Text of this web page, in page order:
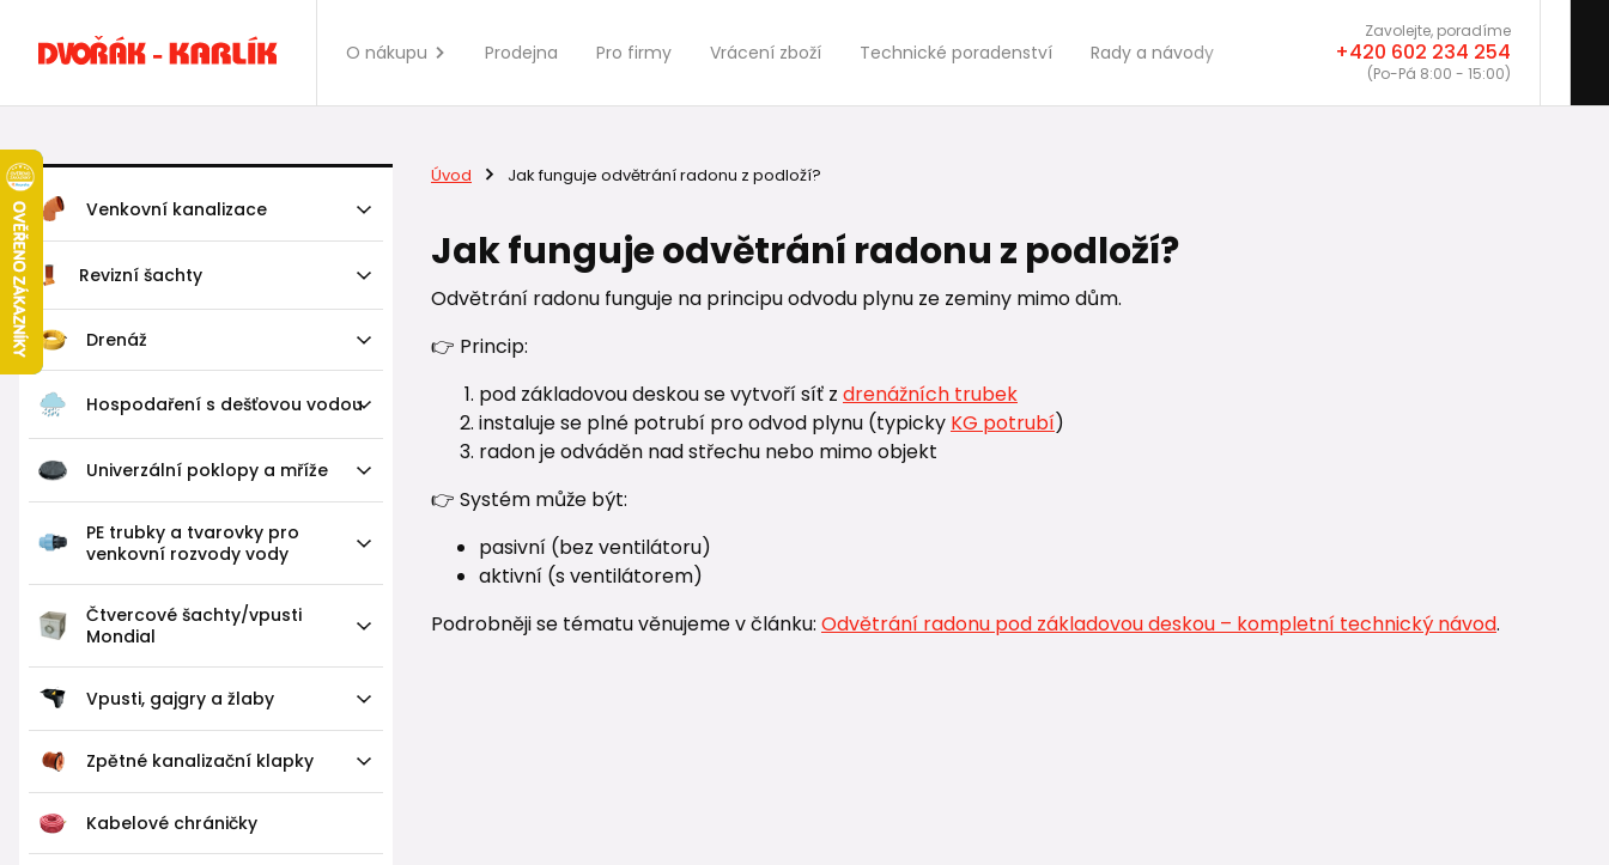
O nákupu Prodejna Pro firmy Vrácení zboží Technické poradenství Rady a návody
Zavolejte, poradíme
+420 602 234 254
(Po-Pá 8:00 - 15:00)
Venkovní kanalizace
Revizní šachty
Drenáž
Hospodaření s dešťovou vodou
Univerzální poklopy a mříže
PE trubky a tvarovky pro
venkovní rozvody vody
Čtvercové šachty/vpusti
Mondial
Vpusti, gajgry a žlaby
Zpětné kanalizační klapky
Kabelové chráničky
Úvod Jak funguje odvětrání radonu z podloží?
Jak funguje odvětrání radonu z podloží?
Odvětrání radonu funguje na principu odvodu plynu ze zeminy mimo dům.
👉 Princip:
pod základovou deskou se vytvoří síť z drenážních trubek
instaluje se plné potrubí pro odvod plynu (typicky KG potrubí)
radon je odváděn nad střechu nebo mimo objekt
👉 Systém může být:
pasivní (bez ventilátoru)
aktivní (s ventilátorem)
Podrobněji se tématu věnujeme v článku: Odvětrání radonu pod základovou deskou – kompletní technický návod.